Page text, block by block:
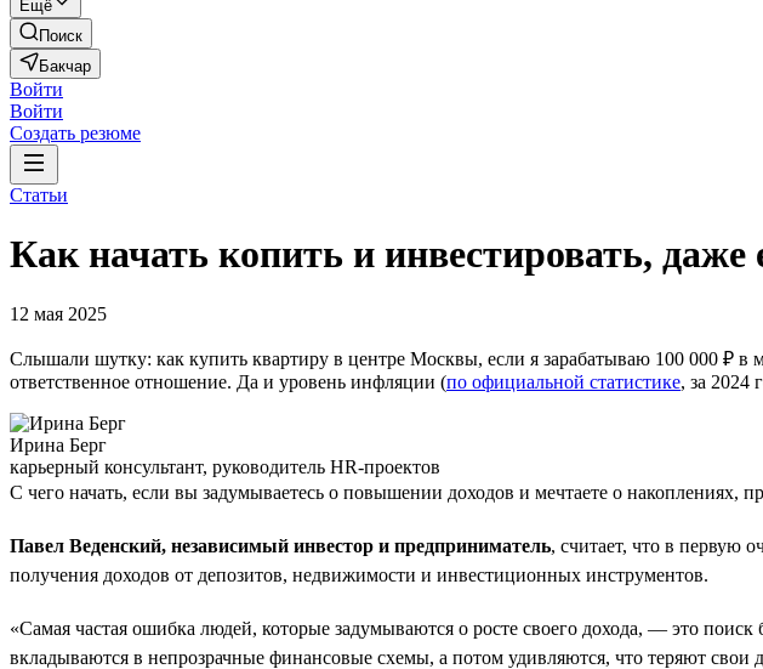
Ещё
Поиск
Бакчар
Войти
Войти
Создать резюме
Статьи
Как начать копить и инвестировать, даже
12 мая 2025
Слышали шутку: как купить квартиру в центре Москвы, если я зарабатываю 100 000 ₽ в
ответственное отношение. Да и уровень инфляции (по официальной статистике, за 2024
Ирина Берг
карьерный консультант, руководитель HR-проектов
С чего начать, если вы задумываетесь о повышении доходов и мечтаете о накоплениях,
Павел Веденский, независимый инвестор и предприниматель, считает, что в первую
получения доходов от депозитов, недвижимости и инвестиционных инструментов.
«Самая частая ошибка людей, которые задумываются о росте своего дохода, — это
вкладываются в непрозрачные финансовые схемы, а потом удивляются, что теряют